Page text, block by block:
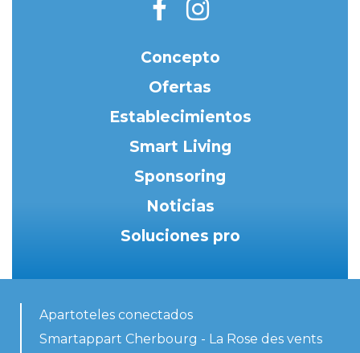
Concepto
Ofertas
Establecimientos
Smart Living
Sponsoring
Noticias
Soluciones pro
Apartoteles conectados
Smartappart Cherbourg - La Rose des vents